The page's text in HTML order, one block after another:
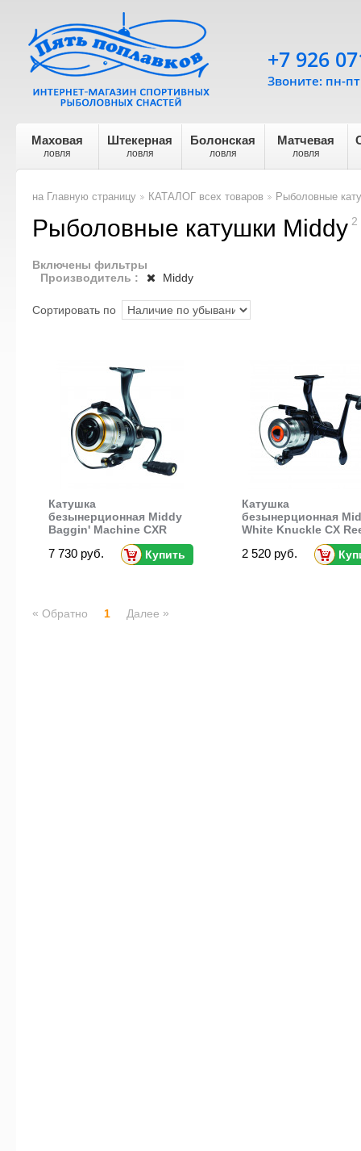
Маховая
ловля
Штекерная
ловля
Болонская
ловля
Матчевая
ловля
+7 926
Звоните: пн-
на Главную страницу
КАТАЛОГ всех товаров
Рыболовные
Рыболовные катушки Middy 2
Включены фильтры
Производитель :
Middy
Сортировать по
Катушка
безынерционная Middy
Baggin' Machine CXR
7 730 руб. Купить
Катушка
безынерционная
White Knuckle CX
2 520 руб.
« Обратно 1 Далее »